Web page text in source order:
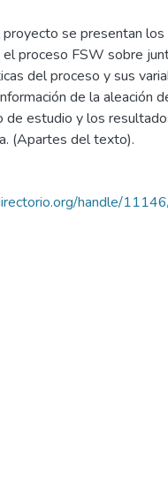
se presentan
proceso FSW sobre
del proceso y sus
de la aleación
estudio y los
(Apartes del texto).
handle/